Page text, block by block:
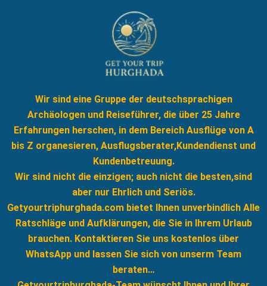
Wir sind eine Gruppe der deutschsprachigen
Archäologen und Reiseführer, die über 25 Jahre
Erfahrungen herschen, in dem Bereich Ausflüge von A
bis Z organesieren, Ausflugsberater,Kundendienst und
Kundenbetreuung.
Wir sind nicht die einzigen; auch nicht die besten,sind
aber nur Ehrlich und Seriös.
Getyourtriphurghada.com bietet Ihnen unverbindlich Alle
Ratschläge und Aufklärungen, die Sie in Ihrem Urlaub
brauchen. Kontaktieren Sie uns kostenlos über
WhatsApp und lassen Sie sich von unserm Team
beraten…